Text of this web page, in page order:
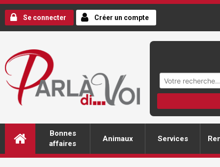
Se connecter Créer un compte
Bonnes
affaires
Animaux Services